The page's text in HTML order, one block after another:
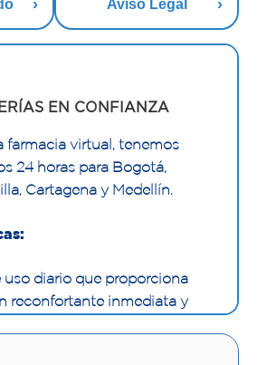
Aviso Legal
EN CONFIANZA
farmacia virtual, tenemos
24 horas para Bogotá,
Cartagena y Medellín.
uso diario que proporciona
reconfortante inmediata y